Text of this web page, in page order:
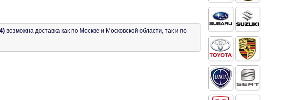
возможна доставка как по Москве и Московской области, так и по